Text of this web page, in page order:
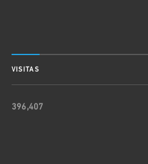
VISITAS
396,407